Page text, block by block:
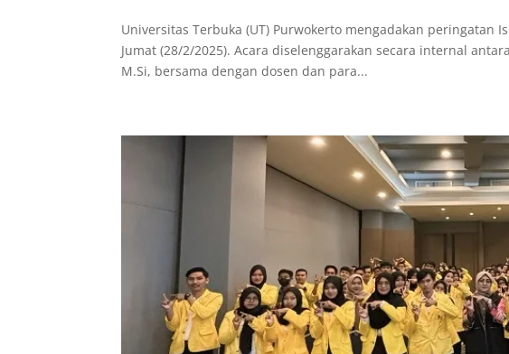
Universitas Terbuka (UT) Purwokerto mengadakan peringatan
Jumat (28/2/2025). Acara diselenggarakan secara internal
M.Si, bersama dengan dosen dan para...